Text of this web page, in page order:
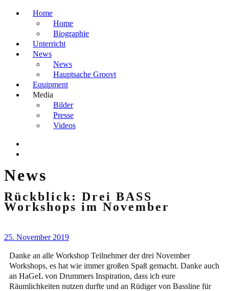
Home
Home
Biographie
Unterricht
News
News
Hauptsache Groovt
Equipment
Media
Bilder
Presse
Videos
News
Rückblick: Drei BASS
Workshops im November
25. November 2019
Danke an alle Workshop Teilnehmer der drei November
Workshops, es hat wie immer großen Spaß gemacht. Danke auch
an HaGeL von Drummers Inspiration, dass ich eure
Räumlichkeiten nutzen durfte und an Rüdiger von Bassline für